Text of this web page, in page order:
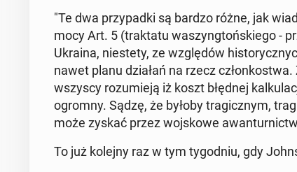
"Te dwa przy­pad­ki są bardzo różne, jak
mocy Art. 5 (trak­ta­tu wa­szyng­toń­skie­go -
Ukraina, nie­ste­ty, ze wzglę­dów
nawet planu działań na rzecz
wszyscy ro­zu­mie­ją iż koszt błędnej
ogromny. Sądzę, że byłoby tra­gicz­nym,
może zyskać przez woj­sko­we
To już kolejny raz w tym ty­go­dniu, gdy